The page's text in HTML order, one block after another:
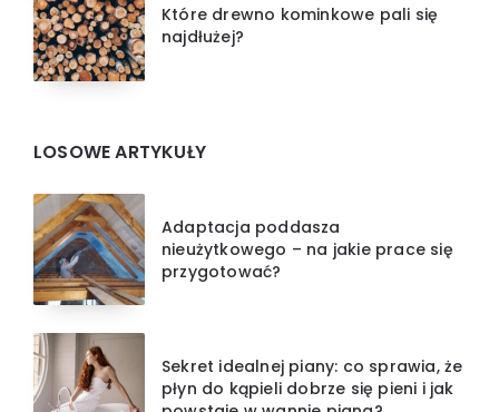
Które drewno kominkowe pali się
najdłużej?
LOSOWE ARTYKUŁY
Adaptacja poddasza
nieużytkowego – na jakie prace się
przygotować?
Sekret idealnej piany: co sprawia, że
płyn do kąpieli dobrze się pieni i jak